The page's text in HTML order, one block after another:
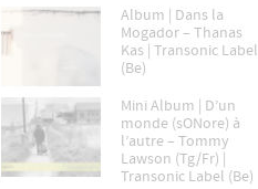
Album | Dans la
Mogador – Thanas
Kas | Transonic Label
(Be)
Mini Album | D’un
monde (sONore) à
l’autre – Tommy
Lawson (Tg/Fr) |
Transonic Label (Be)